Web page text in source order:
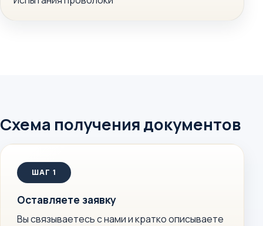
Схема получения документов
Оставляете заявку
Вы связываетесь с нами и кратко описываете